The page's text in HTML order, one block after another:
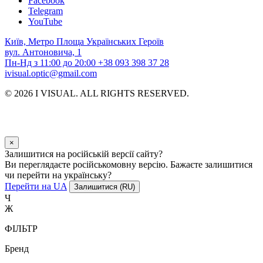
Telegram
YouTube
Київ, Метро Площа Українських Героїв
вул. Антоновича, 1
Пн-Нд з 11:00 до 20:00 +38 093 398 37 28
ivisual.optic@gmail.com
© 2026 I VISUAL. ALL RIGHTS RESERVED.
×
Залишитися на російській версії сайту?
Ви переглядаєте російськомовну версію. Бажаєте залишитися
чи перейти на українську?
Перейти на UA
Залишитися (RU)
Ч
Ж
ФІЛЬТР
Бренд